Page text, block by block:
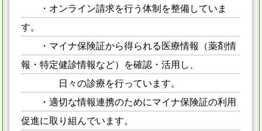
・オンライン請求を行う体制を整備していま
す。
・マイナ保険証から得られる医療情報（薬剤情
報・特定健診情報など）を確認・活用し、
日々の診療を行っています。
・適切な情報連携のためにマイナ保険証の利用
促進に取り組んでいます。